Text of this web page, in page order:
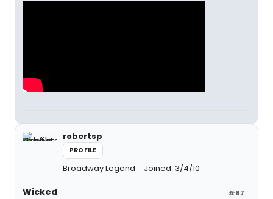
robertsp
PROFILE
Broadway Legend Joined: 3/4/10
#87
Wicked